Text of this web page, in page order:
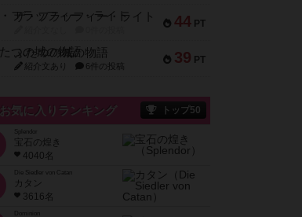
44 PT
ザ・フラッフィー・ライト
39 PT
ふたつの城の物語
紹介文あり 6件の投稿
お気に入りランキング トップ50
宝石の煌き
4040名
Die Siedler von Catan
カタン
3616名